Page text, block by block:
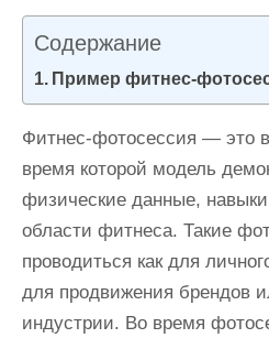
Содержание
Пример фитнес-
Фитнес-фотосессия — это
время которой модель
физические данные,
области фитнеса. Такие
проводиться как для
для продвижения брендов
индустрии. Во время